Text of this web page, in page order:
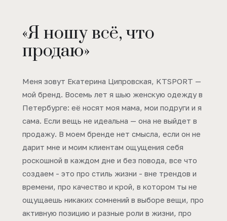
«Я ношу всё, что
продаю»
Меня зовут Екатерина Ципровская, KTSPORT —
мой бренд. Восемь лет я шью женскую одежду в
Петербурге: её носят моя мама, мои подруги и я
сама. Если вещь не идеальна — она не выйдет в
продажу. В моем бренде нет смысла, если он не
дарит мне и моим клиентам ощущения себя
роскошной в каждом дне и без повода, все что
создаем - это про стиль жизни - вне трендов и
времени, про качество и крой, в котором ты не
ощущаешь никаких сомнений в выборе вещи, про
активную позицию и разные роли в жизни, про